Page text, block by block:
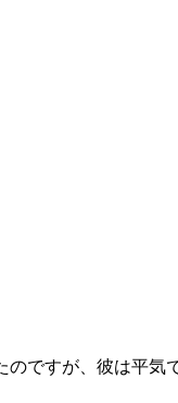
ですが、彼は平気